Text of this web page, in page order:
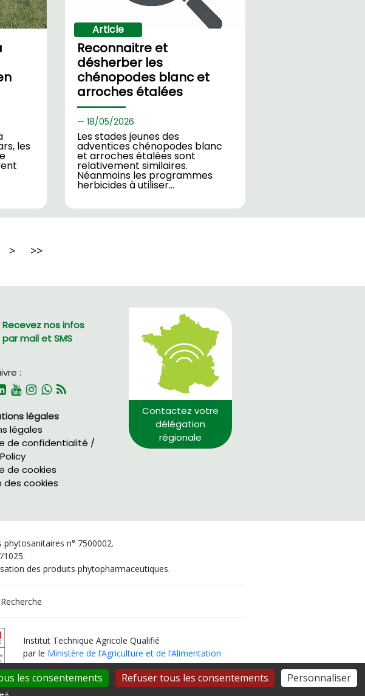
les
Article
Reconnaitre et
désherber les
chénopodes blanc et
arroches étalées
18/05/2026
Les stades jeunes des
adventices chénopodes blanc
et arroches étalées sont
relativement similaires.
Néanmoins les programmes
herbicides à utiliser…
> >>
Contactez votre
délégation
régionale
Recevez nos infos
par mail et SMS
:
légales
légales
de confidentialité /
de cookies
des cookies
phytosanitaires n° 7500002.
1025.
des produits phytopharmaceutiques.
Institut Technique Agricole Qualifié
par le Ministère de l’Agriculture et de l’Alimentation
les consentements Refuser tous les consentements Personnaliser